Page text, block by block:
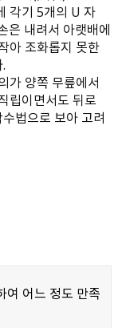
각기 5개의 U 자
은 내려서 아랫배에
아 조화롭지 못한
가 양쪽 무릎에서
립이면서도 뒤로
법으로 보아 고려
여 어느 정도 만족